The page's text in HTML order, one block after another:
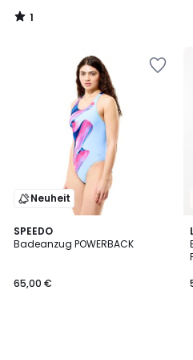
1
/
Neuheit
SPEEDO
Badeanzug POWERBACK
65,00 €